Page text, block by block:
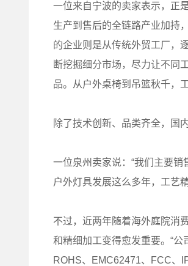
一位来自宁波的卖家表示，正
生产到售后的全链路产业加持
的企业则是从传统外贸工厂，
断挖掘细分市场，尽力让不同
品。从户外桌椅到吊篮秋千，
除了技术创新、品类齐全，国
一位泉州卖家说：“我们主要
户外灯具发展这么多年，工艺
不过，近两年随着海外庭院消
和精细加工变得愈发重要。“
ROHS、EMC62471、FCC、